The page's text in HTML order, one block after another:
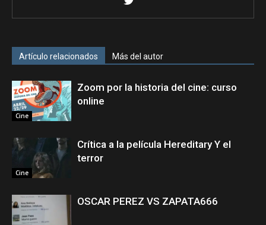
Artículo relacionados Más del autor
Cine
Zoom por la historia del cine: curso
online
Cine
Crítica a la película Hereditary Y el
terror
OSCAR PEREZ VS ZAPATA666